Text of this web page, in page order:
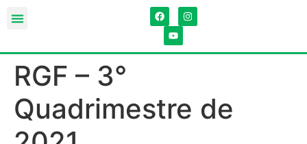
RGF – 3°
Quadrimestre de